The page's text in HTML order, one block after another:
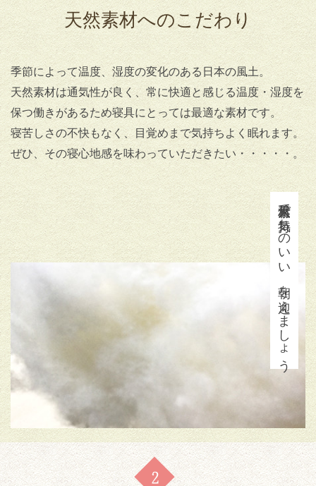
天然素材へのこだわり
季節によって温度、湿度の変化のある日本の風土。
天然素材は通気性が良く、常に快適と感じる温度・湿度を
保つ働きがあるため寝具にとっては最適な素材です。
寝苦しさの不快もなく、目覚めまで気持ちよく眠れます。
ぜひ、その寝心地感を味わっていただきたい・・・・・。
天然素材で気持ちのいい
朝を迎えましょう